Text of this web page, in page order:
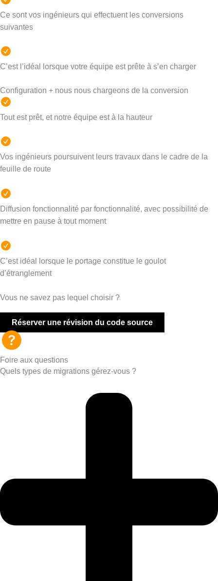
Ce sont vos ingénieurs qui effectuent les conversions
suivantes
C’est l’idéal lorsque votre équipe est prête à s’en charger
Configuration + nous nous chargeons de la conversion
Tout est prêt, et notre équipe est à la hauteur
Vos ingénieurs poursuivent leurs travaux dans le cadre de la
feuille de route
Diffusion fonctionnalité par fonctionnalité, avec possibilité de
mettre en pause à tout moment
C’est idéal lorsque le portage constitue le goulot
d’étranglement
Vous ne savez pas lequel choisir ?
Réserver une révision du code source
Foire aux questions
Quels types de migrations gérez-vous ?